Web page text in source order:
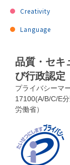
Creativity
Language
品質・セキ
び行政認定
プライバシーマ
17100(A/B/C/E
労働省）